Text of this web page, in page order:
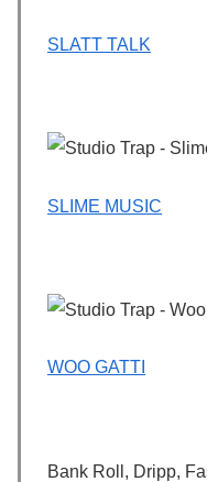
SLATT TALK
SLIME MUSIC
WOO GATTI
Bank Roll, Dripp,